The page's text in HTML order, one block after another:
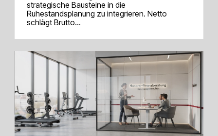
strategische Bausteine in die
Ruhestandsplanung zu integrieren. Netto
schlägt Brutto...